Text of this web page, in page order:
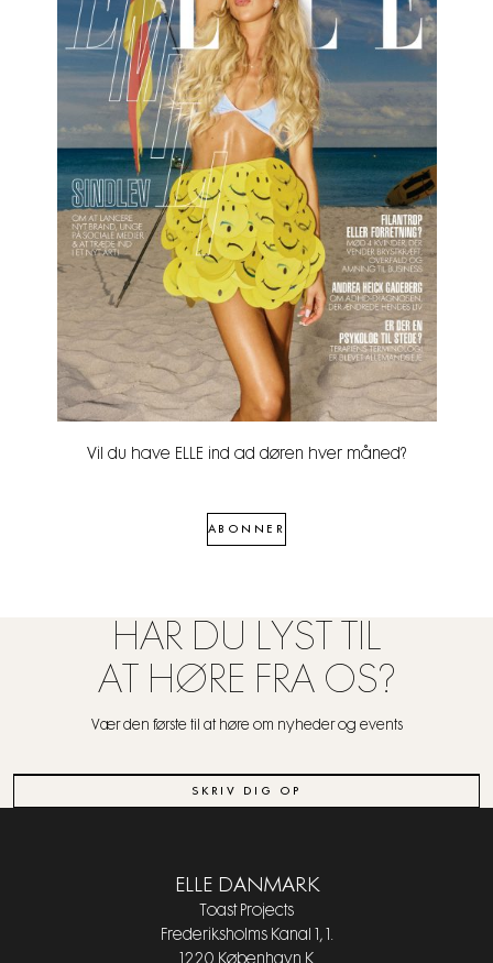
Vil du have ELLE ind ad døren hver måned?
ABONNER
HAR DU LYST TIL
AT HØRE FRA OS?
Vær den første til at høre om nyheder og events
SKRIV DIG OP
ELLE DANMARK
Toast Projects
Frederiksholms Kanal 1, 1.
1220 København K